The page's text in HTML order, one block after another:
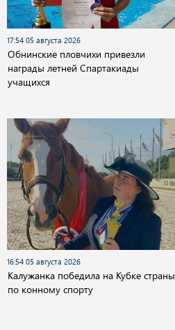
17:54 05 августа 2026
Обнинские пловчихи привезли
награды летней Спартакиады
учащихся
16:54 05 августа 2026
Калужанка победила на Кубке страны
по конному спорту